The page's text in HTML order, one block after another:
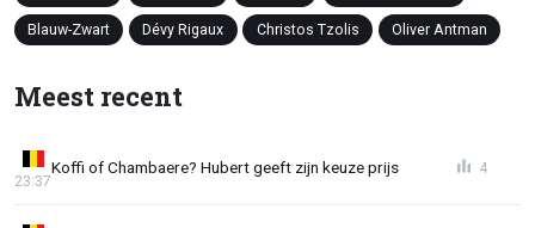
Blauw-Zwart Dévy Rigaux Christos Tzolis Oliver Antman
Meest recent
Koffi of Chambaere? Hubert geeft zijn keuze prijs
23:37
4